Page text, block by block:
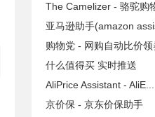
The Camelizer - 骆驼购
亚马逊助手(amazon
购物党 - 网购自动比价领
什么值得买 实时推送
AliPrice Assistant - AliE...
京价保 - 京东价保助手